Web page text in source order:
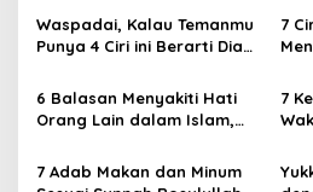
i
g
t
o
Belum Tahu
Waspadai, Kalau Temanmu
Punya 4 Ciri ini Berarti Dia
7
6 Balasan Menyakiti Hati
Orang Lain dalam Islam,
7
7 Adab Makan dan Minum